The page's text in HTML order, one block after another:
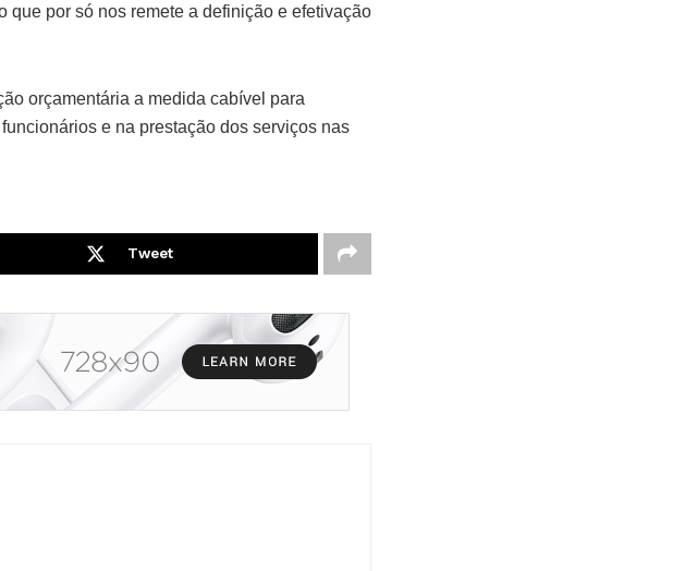
que por só nos remete a definição e efetivação
orçamentária a medida cabível para
e na prestação dos serviços nas
Tweet